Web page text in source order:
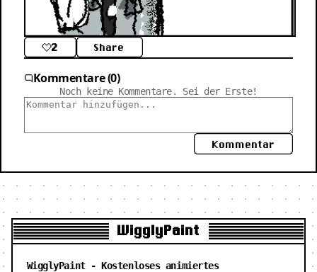
2 Share
Kommentare (0)
Noch keine Kommentare. Sei der Erste!
Kommentar
WigglyPaint
WigglyPaint - Kostenloses animiertes